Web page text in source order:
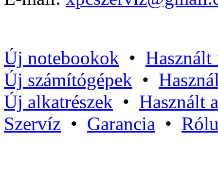
Új notebookok •
Új számítógépek •
Új alkatrészek • Használt
Szervíz • Garancia •